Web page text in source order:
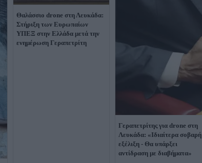
Θαλάσσιο drone στη Λευκάδα:
Στήριξη των Ευρωπαίων
ΥΠΕΞ στην Ελλάδα μετά την
ενημέρωση Γεραπετρίτη
Γεραπετρίτης για drone στη
Λευκάδα: «Ιδιαίτερα σοβαρή
εξέλιξη - Θα υπάρξει
αντίδραση με διαβήματα»